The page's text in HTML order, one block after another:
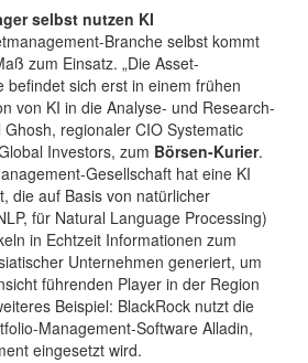
selbst nutzen KI
Branche selbst kommt
zum Einsatz. „Die Asset-
befindet sich erst in einem frühen
von KI in die Analyse- und Research-
Ghosh, regionaler CIO Systematic
Investors, zum Börsen-Kurier.
Gesellschaft hat eine KI
die auf Basis von natürlicher
für Natural Language Processing)
in Echtzeit Informationen zum
Unternehmen generiert, um
führenden Player in der Region
Beispiel: BlackRock nutzt die
Management-Software Alladin,
eingesetzt wird.